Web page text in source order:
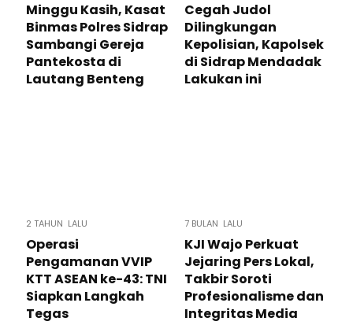
Minggu Kasih, Kasat
Binmas Polres Sidrap
Sambangi Gereja
Pantekosta di
Lautang Benteng
Cegah Judol
Dilingkungan
Kepolisian, Kapolsek
di Sidrap Mendadak
Lakukan ini
2 TAHUN LALU
Operasi
Pengamanan VVIP
KTT ASEAN ke-43: TNI
Siapkan Langkah
Tegas
7 BULAN LALU
KJI Wajo Perkuat
Jejaring Pers Lokal,
Takbir Soroti
Profesionalisme dan
Integritas Media